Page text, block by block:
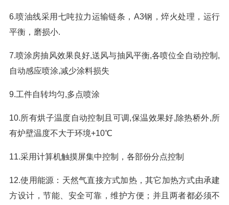
6.喷油线采用七吨拉力运输链条，A3钢，焠火处理，运行
平衡，磨损小.
7.喷涂房抽风效果良好,送风与抽风平衡,各喷位全自动控制,
自动感应喷涂,减少涂料损失
9.工件自转均匀,多点喷涂
10.所有烘子温度自动控制且可调,保温效果好,除热桥外,所
有炉壁温度不大于环境+10℃
11.采用计算机触摸屏集中控制，各部份分点控制
12.使用能源：天然气直接方式加热，其它加热方式由承建
方设计，节能、安全可靠，维护方便；并且两者都必须不